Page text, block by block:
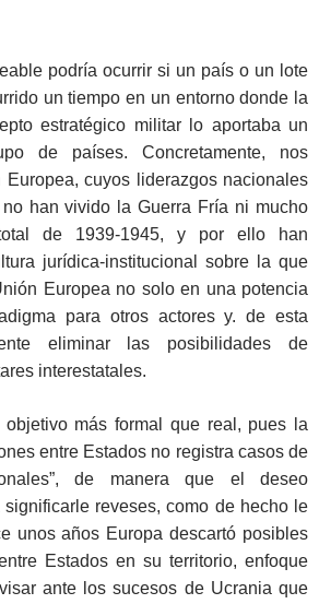
podría ocurrir si un país o un lote
un tiempo en un entorno donde la
estratégico militar lo aportaba un
de países. Concretamente, nos
cuyos liderazgos nacionales
han vivido la Guerra Fría ni mucho
de 1939-1945, y por ello han
jurídica-institucional sobre la que
Europea no solo en una potencia
para otros actores y. de esta
eliminar las posibilidades de
interestatales.
más formal que real, pues la
entre Estados no registra casos de
de manera que el deseo
reveses, como de hecho le
unos años Europa descartó posibles
Estados en su territorio, enfoque
ante los sucesos de Ucrania que